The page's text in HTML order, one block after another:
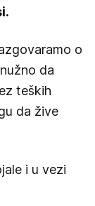
o
da
teških
da žive
i u vezi